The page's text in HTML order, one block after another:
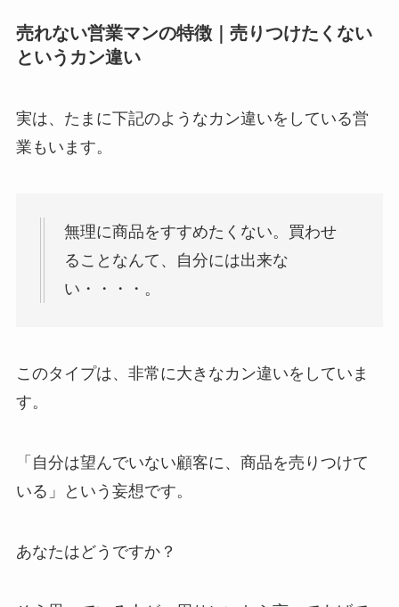
売れない営業マンの特徴｜売りつけたくない
というカン違い
実は、たまに下記のようなカン違いをしている営
業もいます。
無理に商品をすすめたくない。買わせ
ることなんて、自分には出来な
い・・・・。
このタイプは、非常に大きなカン違いをしていま
す。
「自分は望んでいない顧客に、商品を売りつけて
いる」という妄想です。
あなたはどうですか？